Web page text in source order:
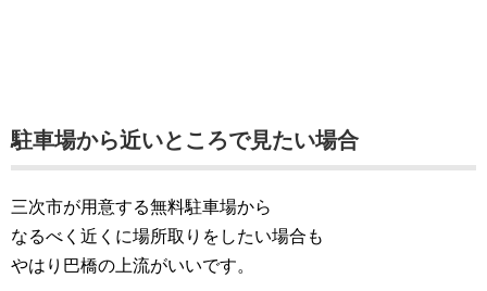
駐車場から近いところで見たい場合
三次市が用意する無料駐車場から
なるべく近くに場所取りをしたい場合も
やはり巴橋の上流がいいです。